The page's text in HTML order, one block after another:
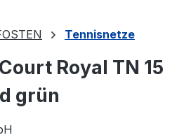
Tennisnetze
Royal TN 15
grün